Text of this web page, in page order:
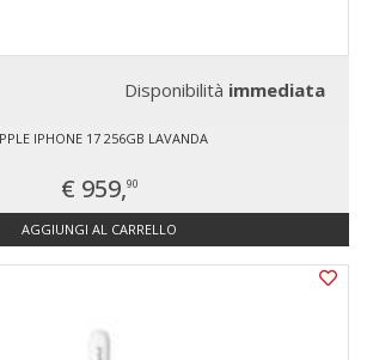
Disponibilità immediata
IPHONE 17 256GB LAVANDA
€ 959,90
AGGIUNGI AL CARRELLO